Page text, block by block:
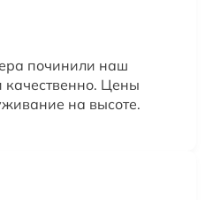
починили наш
качественно. Цены
на высоте.